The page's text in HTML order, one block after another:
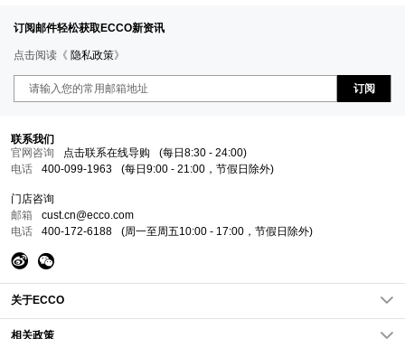
订阅邮件轻松获取ECCO新资讯
点击阅读《 隐私政策》
订阅
联系我们
官网咨询
点击联系在线导购
(每日8:30 - 24:00)
电话
400-099-1963 (每日9:00 - 21:00，节假日除外)
门店咨询
邮箱
cust.cn@ecco.com
电话
400-172-6188 (周一至周五10:00 - 17:00，节假日除外)
关于ECCO
相关政策